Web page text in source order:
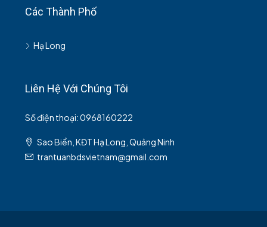
Các Thành Phố
Hạ Long
Liên Hệ Với Chúng Tôi
Số điện thoại: 0968160222
Sao Biển, KĐT Hạ Long, Quảng Ninh
trantuanbdsvietnam@gmail.com